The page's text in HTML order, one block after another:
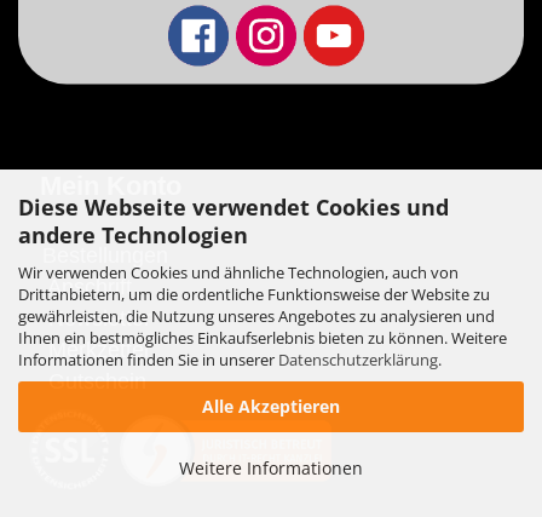
Diese Webseite verwendet Cookies und
andere Technologien
Wir verwenden Cookies und ähnliche Technologien, auch von
Drittanbietern, um die ordentliche Funktionsweise der Website zu
gewährleisten, die Nutzung unseres Angebotes zu analysieren und
Ihnen ein bestmögliches Einkaufserlebnis bieten zu können. Weitere
Informationen finden Sie in unserer Datenschutzerklärung.
Alle Akzeptieren
Weitere Informationen
Anschrift
Newsletter
Merkzettel
Gutschein